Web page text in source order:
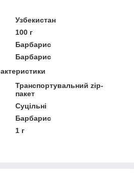
Узбекистан
100 г
Барбарис
Барбарис
Транспортувальний zip-
пакет
Суцільні
Барбарис
1 г